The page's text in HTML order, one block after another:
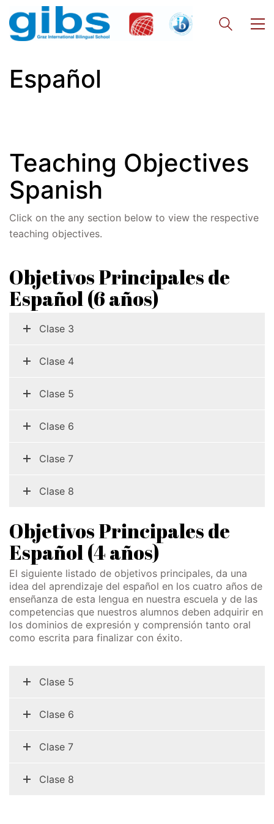
Español
Teaching Objectives
Spanish
Click on the any section below to view the respective
teaching objectives.
Objetivos Principales de
Español (6 años)
Clase 3
Clase 4
Clase 5
Clase 6
Clase 7
Clase 8
Objetivos Principales de
Español (4 años)
El siguiente listado de objetivos principales, da una
idea del aprendizaje del español en los cuatro años de
enseñanza de esta lengua en nuestra escuela y de las
competencias que nuestros alumnos deben adquirir en
los dominios de expresión y comprensión tanto oral
como escrita para finalizar con éxito.
Clase 5
Clase 6
Clase 7
Clase 8
Bildungsportal
Online Library Catalogue
General Data Protection Regulation
Curriculum/Stundentafel
Schulbesuchsbestätigung
Telephone +43 50 248 021
ESF\REACT Fördermaßnahme
Gymnasium Steiermark
NASA
Sprachen Innovationsnetzwerk
Sprachennetzwerk Graz
University of Applied Sciences
University of Graz
UNESCO Schulen
Young Science
E-Billing
Schulkennzahl: 601256
UID: ATU 629 21 556
Einkäufergr für E-Rechnungen: V45